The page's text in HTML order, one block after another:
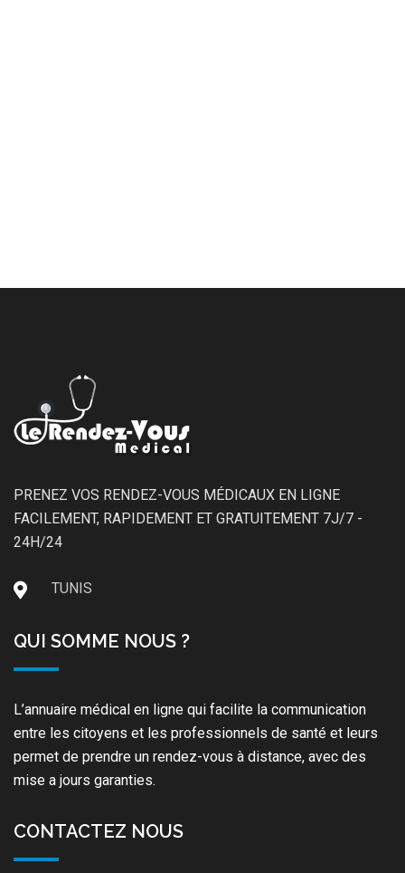
PRENEZ VOS RENDEZ-VOUS MÉDICAUX EN LIGNE
FACILEMENT, RAPIDEMENT ET GRATUITEMENT 7J/7 -
24H/24
TUNIS
QUI SOMME NOUS ?
L’annuaire médical en ligne qui facilite la communication
entre les citoyens et les professionnels de santé et leurs
permet de prendre un rendez-vous à distance, avec des
mise a jours garanties.
CONTACTEZ NOUS